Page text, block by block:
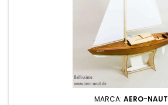
MARCA: AERO-NAUT